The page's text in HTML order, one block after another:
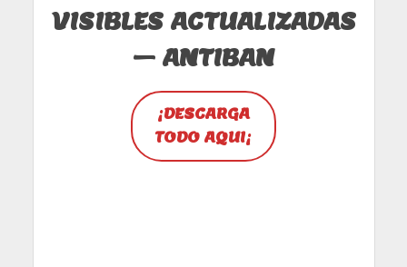
VISIBLES ACTUALIZADAS
– ANTIBAN
¡DESCARGA
TODO AQUI¡